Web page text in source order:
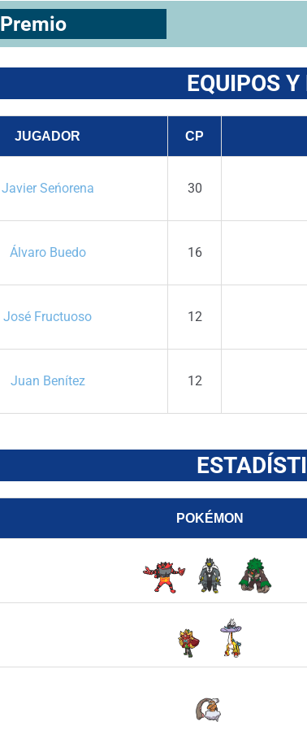
Premio
EQUIPOS
JUGADOR CP
Javier Seńorena 30
Álvaro Buedo 16
José Fructuoso 12
Juan Benítez 12
POKÉMON